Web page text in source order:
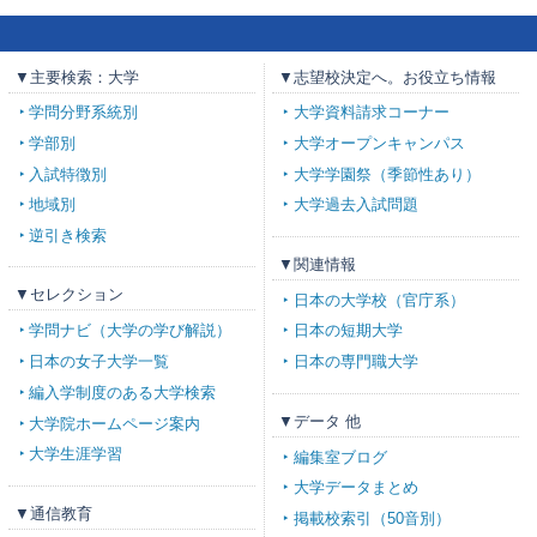
▼主要検索：大学
学問分野系統別
学部別
入試特徴別
地域別
逆引き検索
▼セレクション
学問ナビ（大学の学び解説）
日本の女子大学一覧
編入学制度のある大学検索
大学院ホームページ案内
大学生涯学習
▼通信教育
▼志望校決定へ。お役立ち情報
大学資料請求コーナー
大学オープンキャンパス
大学学園祭（季節性あり）
大学過去入試問題
▼関連情報
日本の大学校（官庁系）
日本の短期大学
日本の専門職大学
▼データ 他
編集室ブログ
大学データまとめ
掲載校索引（50音別）